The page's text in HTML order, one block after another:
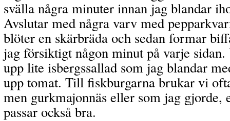
svälla några minuter innan jag blandar
Avslutar med några varv med
blöter en skärbräda och sedan formar
jag försiktigt någon minut på varje
upp lite isbergssallad som jag blandar
upp tomat. Till fiskburgarna brukar vi
men gurkmajonnäs eller som jag gjorde,
passar också bra.